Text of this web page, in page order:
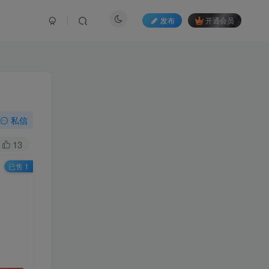
发布 开通会员
私信
13
已售 1